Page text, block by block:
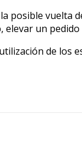
posible vuelta
elevar un
de los